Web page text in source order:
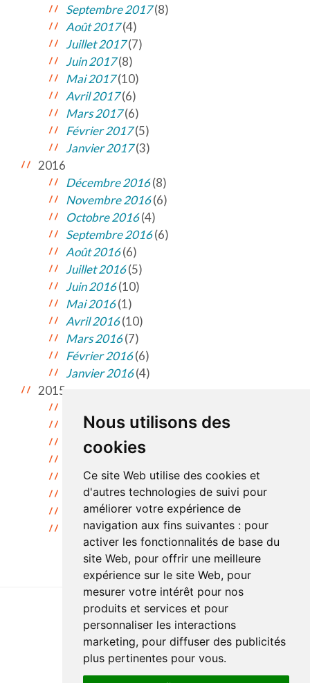
Nous utilisons des
cookies
Ce site Web utilise des cookies et
d'autres technologies de suivi pour
améliorer votre expérience de
navigation aux fins suivantes : pour
activer les fonctionnalités de base du
site Web, pour offrir une meilleure
expérience sur le site Web, pour
mesurer votre intérêt pour nos
produits et services et pour
personnaliser les interactions
marketing, pour diffuser des publicités
plus pertinentes pour vous.
Septembre 2017(8)
Août 2017(4)
Juillet 2017(7)
Juin 2017(8)
Mai 2017(10)
Avril 2017(6)
Mars 2017(6)
Février 2017(5)
Janvier 2017(3)
2016
Décembre 2016(8)
Novembre 2016(6)
Octobre 2016(4)
Septembre 2016(6)
Août 2016(6)
Juillet 2016(5)
Juin 2016(10)
Mai 2016(1)
Avril 2016(10)
Mars 2016(7)
Février 2016(6)
Janvier 2016(4)
2015
Novembre 2015(11)
Octobre 2015(9)
Juillet 2015(2)
Juin 2015(2)
Mai 2015(2)
Avril 2015(1)
Accessibilité
Documentation
Réalisation du site